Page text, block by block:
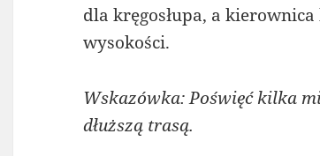
dla kręgosłupa, a
wysokości.
Wskazówka: Poświęć kilka
dłuższą trasą.